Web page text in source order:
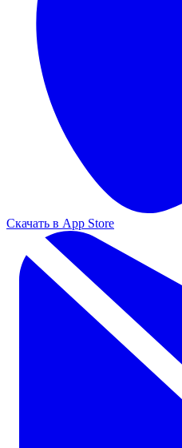
Скачать в App Store